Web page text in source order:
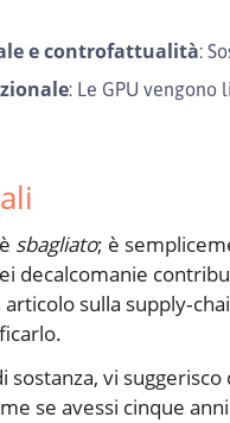
e controfattualità:
: Le GPU
sbagliato; è
decalcomanie
articolo sulla
vi suggerisco
se avessi cinque